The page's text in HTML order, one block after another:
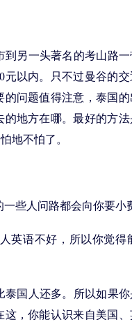
另一头著名的考山路
以内。只不过曼谷的
问题值得注意，泰国的
地方在哪。最好的方
地不怕了。
些人问路都会向你要小
语不好，所以你觉得
国人还多。所以如果
，你能认识来自美国